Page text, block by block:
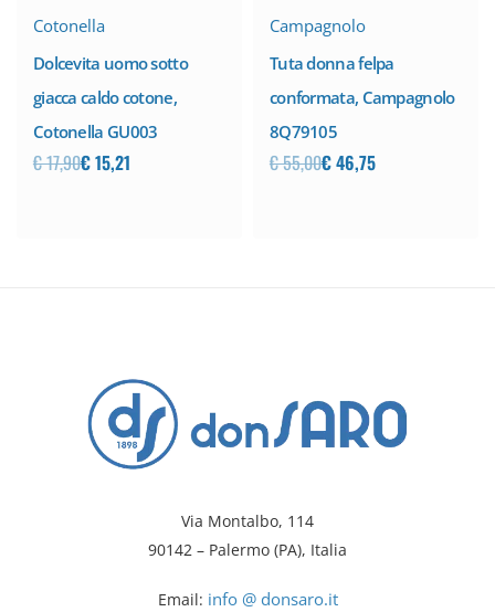
Cotonella
Dolcevita uomo sotto
giacca caldo cotone,
Cotonella GU003
€17,90€15,21
Campagnolo
Tuta donna felpa
conformata, Campagnolo
8Q79105
€55,00€46,75
Via Montalbo, 114
90142 – Palermo (PA), Italia
Email: info @ donsaro.it